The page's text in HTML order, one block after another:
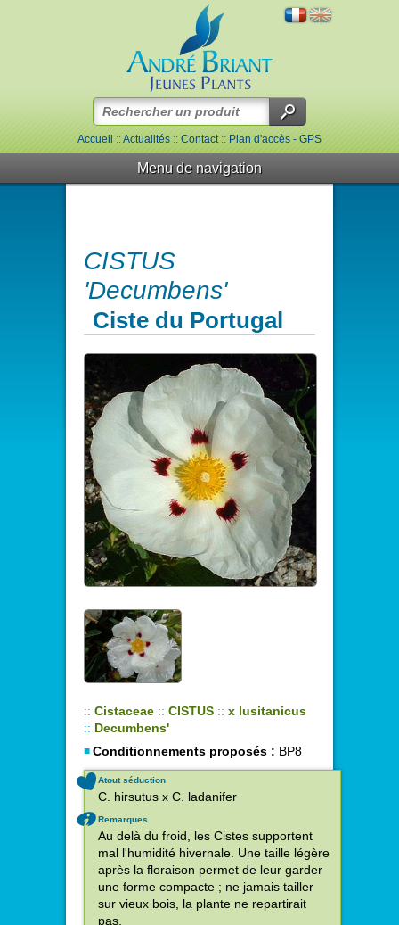
Accueil::Actualités::Contact::Plan d'accès - GPS
Menu de navigation
CISTUS
'Decumbens'
Ciste du Portugal
:: Cistaceae :: CISTUS :: x lusitanicus
:: Decumbens'
Conditionnements proposés : BP8
Atout séduction
C. hirsutus x C. ladanifer
Remarques
Au delà du froid, les Cistes supportent
mal l'humidité hivernale. Une taille légère
après la floraison permet de leur garder
une forme compacte ; ne jamais tailler
sur vieux bois, la plante ne repartirait
pas.